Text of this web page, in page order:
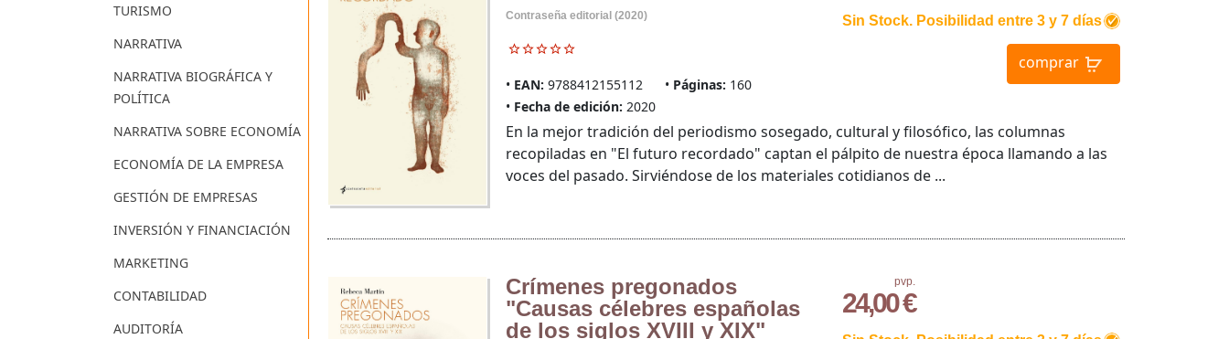
TURISMO
NARRATIVA
NARRATIVA BIOGRÁFICA Y
POLÍTICA
NARRATIVA SOBRE ECONOMÍA
ECONOMÍA DE LA EMPRESA
GESTIÓN DE EMPRESAS
INVERSIÓN Y FINANCIACIÓN
MARKETING
CONTABILIDAD
AUDITORÍA
Contraseña editorial (2020)
EAN: 9788412155112 Páginas: 160
Fecha de edición: 2020
Sin Stock. Posibilidad entre 3 y 7 días
comprar
En la mejor tradición del periodismo sosegado, cultural y filosófico, las columnas
recopiladas en "El futuro recordado" captan el pálpito de nuestra época llamando a las
voces del pasado. Sirviéndose de los materiales cotidianos de ...
Crímenes pregonados
"Causas célebres españolas
de los siglos XVIII y XIX"
pvp.
24,00 €